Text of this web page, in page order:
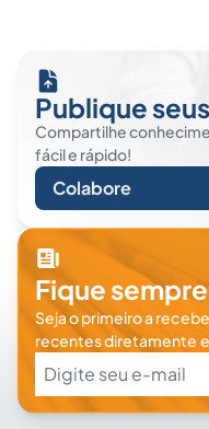
Publique
Compartilhe
fácil e rápido!
Colabore
Fique
Seja o primeiro a
recentes diretamente